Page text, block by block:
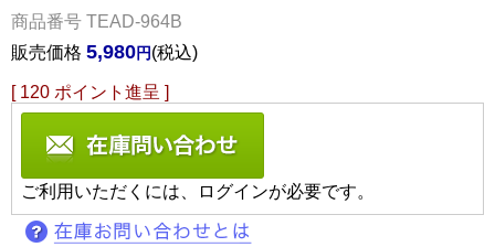
商品番号 TEAD-964B
販売価格 5,980 税込
[ 120 ポイント進呈 ]
ご利用いただくには、ログインが必要です。